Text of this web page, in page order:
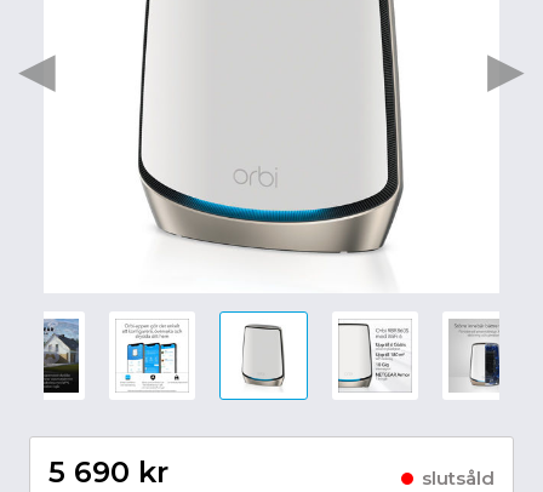
5 690 kr slutsåld